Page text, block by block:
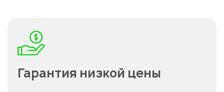
Гарантия низкой цены